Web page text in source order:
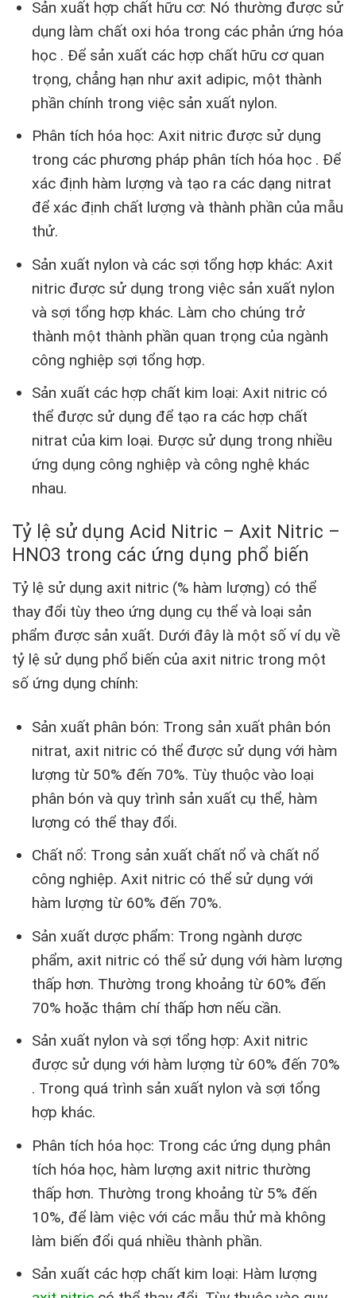
Sản xuất hợp chất hữu cơ: Nó thường được sử
dụng làm chất oxi hóa trong các phản ứng hóa
học . Để sản xuất các hợp chất hữu cơ quan
trọng, chẳng hạn như axit adipic, một thành
phần chính trong việc sản xuất nylon.
Phân tích hóa học: Axit nitric được sử dụng
trong các phương pháp phân tích hóa học . Để
xác định hàm lượng và tạo ra các dạng nitrat
để xác định chất lượng và thành phần của mẫu
thử.
Sản xuất nylon và các sợi tổng hợp khác: Axit
nitric được sử dụng trong việc sản xuất nylon
và sợi tổng hợp khác. Làm cho chúng trở
thành một thành phần quan trọng của ngành
công nghiệp sợi tổng hợp.
Sản xuất các hợp chất kim loại: Axit nitric có
thể được sử dụng để tạo ra các hợp chất
nitrat của kim loại. Được sử dụng trong nhiều
ứng dụng công nghiệp và công nghệ khác
nhau.
Tỷ lệ sử dụng Acid Nitric – Axit Nitric –
HNO3 trong các ứng dụng phổ biến
Tỷ lệ sử dụng axit nitric (% hàm lượng) có thể
thay đổi tùy theo ứng dụng cụ thể và loại sản
phẩm được sản xuất. Dưới đây là một số ví dụ về
tỷ lệ sử dụng phổ biến của axit nitric trong một
số ứng dụng chính:
Sản xuất phân bón: Trong sản xuất phân bón
nitrat, axit nitric có thể được sử dụng với hàm
lượng từ 50% đến 70%. Tùy thuộc vào loại
phân bón và quy trình sản xuất cụ thể, hàm
lượng có thể thay đổi.
Chất nổ: Trong sản xuất chất nổ và chất nổ
công nghiệp. Axit nitric có thể sử dụng với
hàm lượng từ 60% đến 70%.
Sản xuất dược phẩm: Trong ngành dược
phẩm, axit nitric có thể sử dụng với hàm lượng
thấp hơn. Thường trong khoảng từ 60% đến
70% hoặc thậm chí thấp hơn nếu cần.
Sản xuất nylon và sợi tổng hợp: Axit nitric
được sử dụng với hàm lượng từ 60% đến 70%
. Trong quá trình sản xuất nylon và sợi tổng
hợp khác.
Phân tích hóa học: Trong các ứng dụng phân
tích hóa học, hàm lượng axit nitric thường
thấp hơn. Thường trong khoảng từ 5% đến
10%, để làm việc với các mẫu thử mà không
làm biến đổi quá nhiều thành phần.
Sản xuất các hợp chất kim loại: Hàm lượng